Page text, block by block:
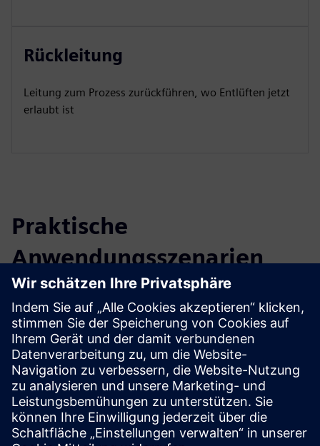
Rückleitung
Leitung zum Prozess zurückführen, wo Entlüften jetzt
erlaubt ist
Praktische
Anwendungsszenarien
Select...
Motorauspuff
In der Automobilindustrie sind für Motorabgastests
extraktive Lösungen erforderlich.